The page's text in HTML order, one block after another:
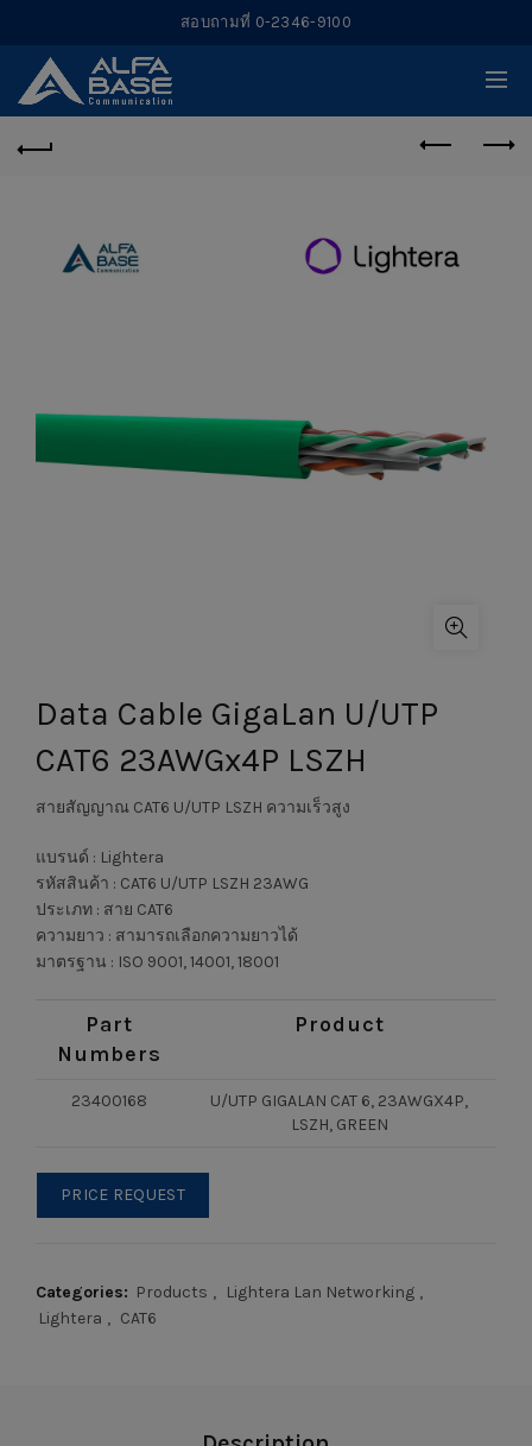
สอบถามที่ 0-2346-9100
Data Cable GigaLan U/UTP
CAT6 23AWGx4P LSZH
สายสัญญาณ CAT6 U/UTP LSZH ความเร็วสูง
แบรนด์ : Lightera
รหัสสินค้า : CAT6 U/UTP LSZH 23AWG
ประเภท : สาย CAT6
ความยาว : สามารถเลือกความยาวได้
มาตรฐาน : ISO 9001, 14001, 18001
Part
Numbers
Product
23400168
U/UTP GIGALAN CAT 6, 23AWGX4P,
LSZH, GREEN
PRICE REQUEST
Categories: Products , Lightera Lan Networking ,
Lightera , CAT6